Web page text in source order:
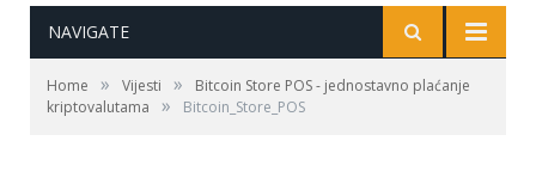
NAVIGATE
Home » Vijesti »
Bitcoin Store POS - jednostavno plaćanje
kriptovalutama
» Bitcoin_Store_POS